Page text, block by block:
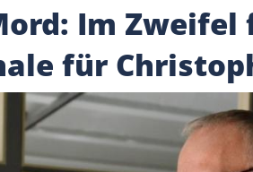
>TV >"München Mord: Im
Mord: Im
für